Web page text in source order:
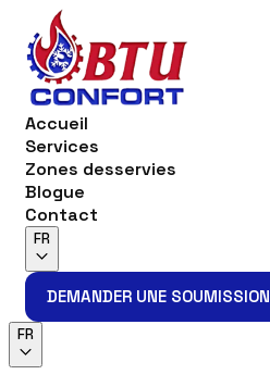
Accueil
Services
Zones desservies
Blogue
Contact
FR
DEMANDER UNE SOUMISSION
FR